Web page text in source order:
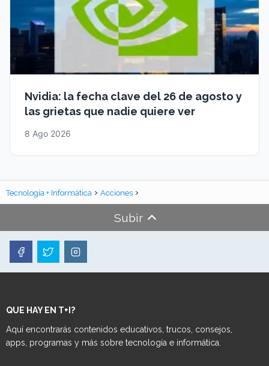
Nvidia: la fecha clave del 26 de agosto y
las grietas que nadie quiere ver
8 Ago 2026
Tecnología + Informática Acciones
Subir
QUE HAY EN T+I?
Aquí encontrarás contenidos educativos, trucos, consejos,
apps, programas y más sobre tecnología e informática.